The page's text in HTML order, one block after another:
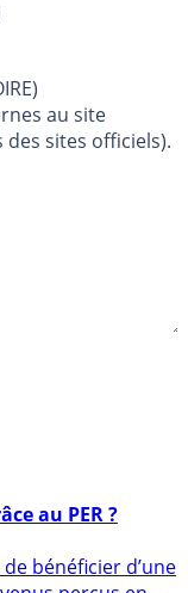
au site
sites officiels).
au PER ?